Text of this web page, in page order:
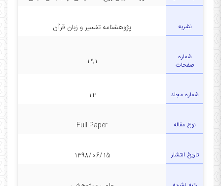
نشریه پژوهشنامه تفسیر و زبان قرآن
شماره
صفحات
۱۹۱
شماره مجلد ۱۴
نوع مقاله Full Paper
تاریخ انتشار 1398/06/15